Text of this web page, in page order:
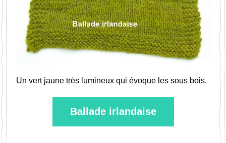
Un vert jaune très lumineux qui évoque les sous bois.
Ballade irlandaise